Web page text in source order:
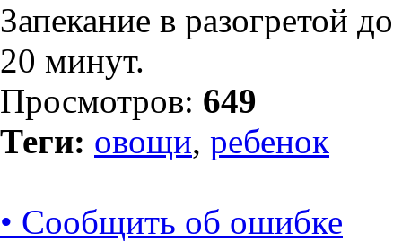
Запекание в разогретой
20 минут.
Просмотров: 649
Теги: овощи, ребенок
• Сообщить об ошибке